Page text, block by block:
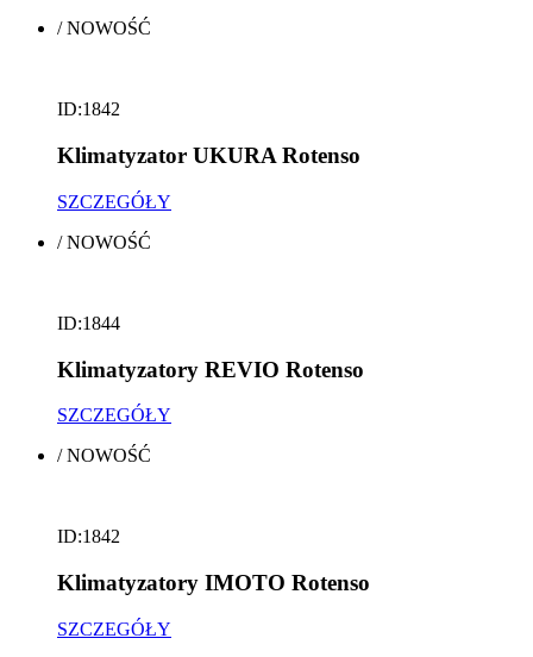
/NOWOŚĆ
ID:1842
Klimatyzator UKURA Rotenso
SZCZEGÓŁY
/NOWOŚĆ
ID:1844
Klimatyzatory REVIO Rotenso
SZCZEGÓŁY
/NOWOŚĆ
ID:1842
Klimatyzatory IMOTO Rotenso
SZCZEGÓŁY